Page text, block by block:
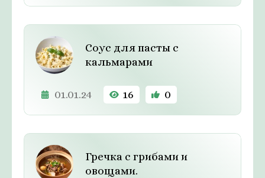
Соус для пасты с
кальмарами
01.01.24 16 0
Гречка с грибами и
овощами.